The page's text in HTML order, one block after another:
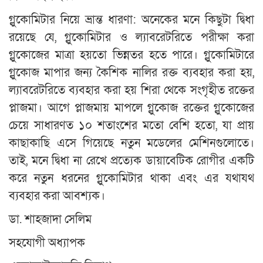
গ্লুকোমিটার নিয়ে ভ্রান্ত ধারণা: অনেকের মনে কিছুটা দ্বিধা
রয়েছে যে, গ্লুকোমিটার ও ল্যাবরেটরিতে পরীক্ষা করা
গ্লুকোজের মাত্রা হয়তো ভিন্নতর হতে পারে। গ্লুকোমিটারে
গ্লুকোজ মাপার জন্য কৈশিক নালির রক্ত ব্যবহার করা হয়,
ল্যাবরেটরিতে ব্যবহার করা হয় শিরা থেকে সংগৃহীত রক্তের
প্লাজমা। আগে প্লাজমায় মাপলে গ্লুকোজ রক্তের গ্লুকোজের
চেয়ে সাধারণত ১০ শতাংশের মতো বেশি হতো, যা প্রায়
কাছাকাছি এসে গিয়েছে নতুন মডেলের মেশিনগুলোতে।
তাই, মনে দ্বিধা না রেখে প্রত্যেক ডায়াবেটিক রোগীর একটি
করে নতুন ধরনের গ্লুকোমিটার থাকা এবং এর যথাযথ
ব্যবহার করা আবশ্যক।
ডা. শাহজাদা সেলিম
সহযোগী অধ্যাপক